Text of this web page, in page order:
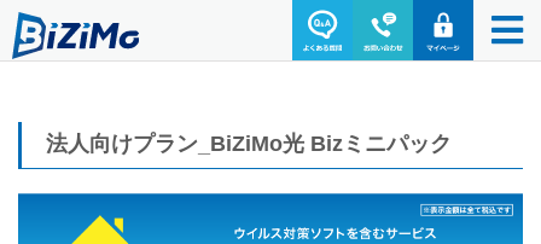
法人向けプラン_BiZiMo光 Bizミニパック